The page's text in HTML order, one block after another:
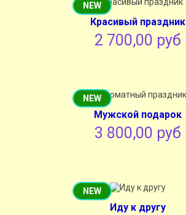
NEW
Красивый праздник
2 700,00 руб
NEW
Мужской подарок
3 800,00 руб
NEW
Иду к другу